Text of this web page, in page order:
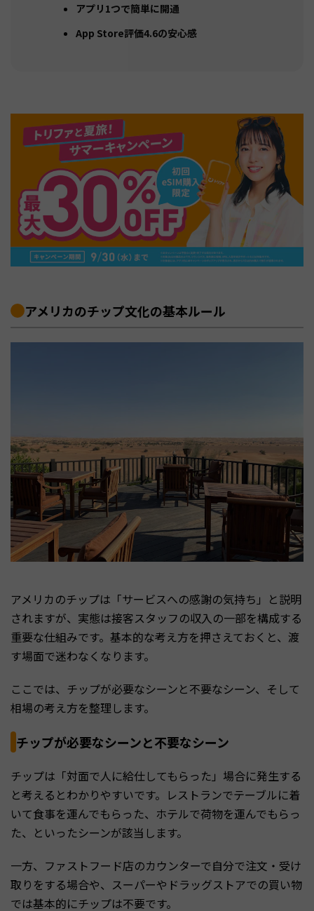
アプリ1つで簡単に開通
App Store評価4.6の安心感
アメリカのチップ文化の基本ルール
アメリカのチップは「サービスへの感謝の気持ち」と説明
されますが、実態は接客スタッフの収入の一部を構成する
重要な仕組みです。基本的な考え方を押さえておくと、渡
す場面で迷わなくなります。
ここでは、チップが必要なシーンと不要なシーン、そして
相場の考え方を整理します。
チップが必要なシーンと不要なシーン
チップは「対面で人に給仕してもらった」場合に発生する
と考えるとわかりやすいです。レストランでテーブルに着
いて食事を運んでもらった、ホテルで荷物を運んでもらっ
た、といったシーンが該当します。
一方、ファストフード店のカウンターで自分で注文・受け
取りをする場合や、スーパーやドラッグストアでの買い物
では基本的にチップは不要です。